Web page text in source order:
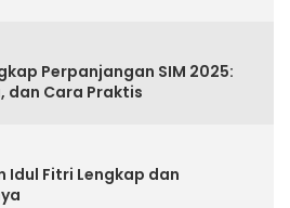
Perpanjangan SIM 2025:
dan Cara Praktis
Idul Fitri Lengkap dan